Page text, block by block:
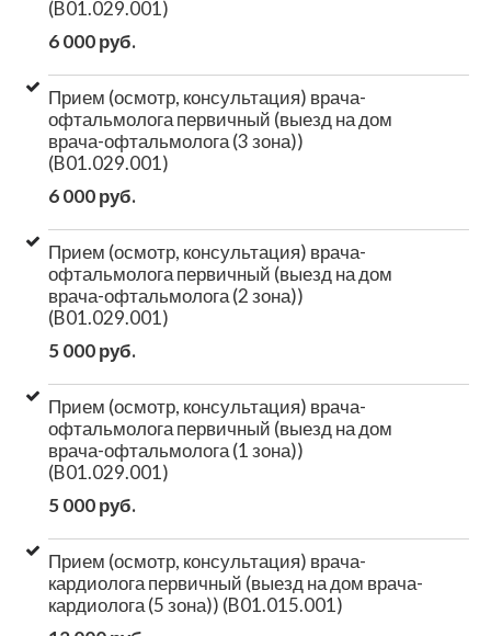
(B01.029.001)
6 000 руб.
Прием (осмотр, консультация) врача-
офтальмолога первичный (выезд на дом
врача-офтальмолога (3 зона))
(B01.029.001)
6 000 руб.
Прием (осмотр, консультация) врача-
офтальмолога первичный (выезд на дом
врача-офтальмолога (2 зона))
(B01.029.001)
5 000 руб.
Прием (осмотр, консультация) врача-
офтальмолога первичный (выезд на дом
врача-офтальмолога (1 зона))
(B01.029.001)
5 000 руб.
Прием (осмотр, консультация) врача-
кардиолога первичный (выезд на дом врача-
кардиолога (5 зона)) (B01.015.001)